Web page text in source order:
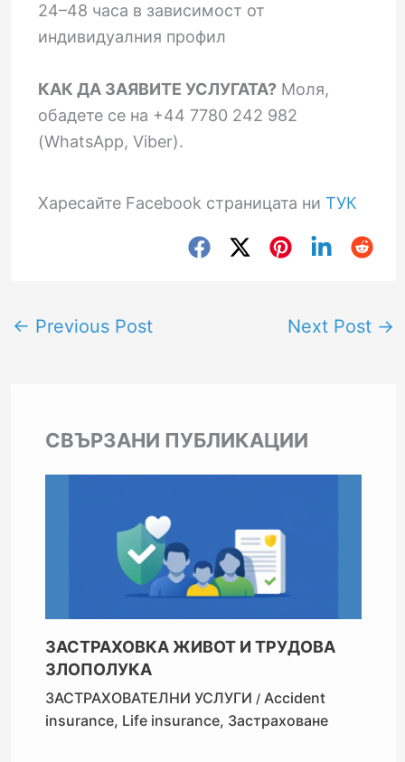
24–48 часа в зависимост от
индивидуалния профил
КАК ДА ЗАЯВИТЕ УСЛУГАТА?Моля,
обадете се на +44 7780 242 982
(WhatsApp, Viber).
Харесайте Facebook страницата ни ТУК
← Previous Post Next Post →
СВЪРЗАНИ ПУБЛИКАЦИИ
ЗАСТРАХОВКА ЖИВОТ И ТРУДОВА
ЗЛОПОЛУКА
ЗАСТРАХОВАТЕЛНИ УСЛУГИ / Accident
insurance, Life insurance, Застраховане